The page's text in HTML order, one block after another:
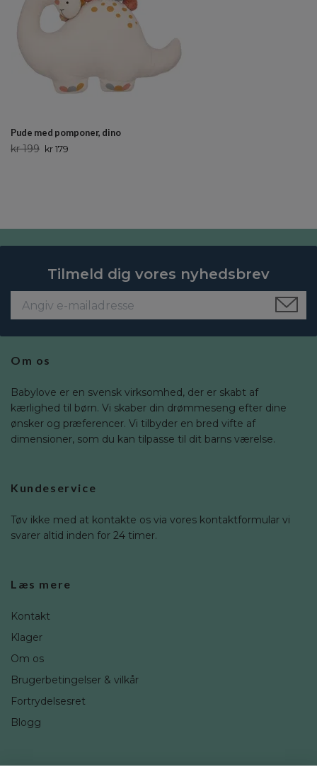
Pude med pomponer, dino
kr 199 kr 179
Tilmeld dig vores nyhedsbrev
Om os
Babylove er en svensk virksomhed, der er skabt af
kærlighed til børn. Vi skaber din drømmeseng efter dine
ønsker og præferencer. Vi tilbyder en bred vifte af
dimensioner, som du kan tilpasse til dit barns værelse.
Kundeservice
Tøv ikke med at kontakte os via vores kontaktformular vi
svarer altid inden for 24 timer.
Læs mere
Kontakt
Klager
Om os
Brugerbetingelser & vilkår
Fortrydelsesret
Blogg